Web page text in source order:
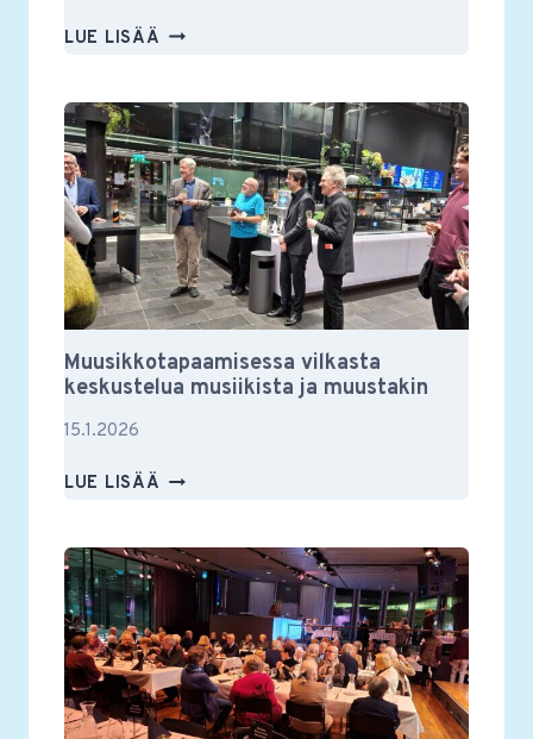
LUE LISÄÄ RSON
2026
Muusikkotapaamisessa vilkasta
keskustelua musiikista ja muustakin
15.1.2026
LUE LISÄÄ MUUSIKKOTAPAAMISESSA
MUSIIKISTA
MUUSTAKIN